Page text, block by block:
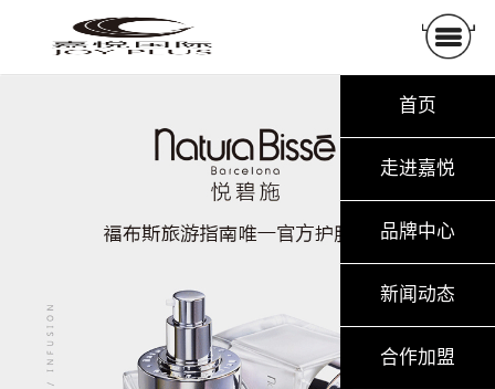
首页
走进嘉悦
品牌中心
新闻动态
合作加盟